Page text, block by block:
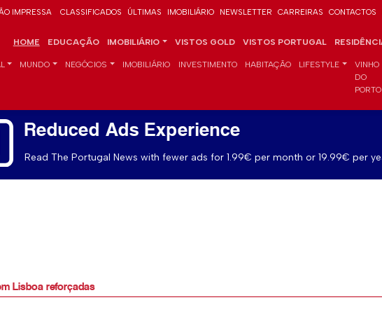
IMPRESSA CLASSIFICADOS ÚLTIMAS IMOBILIÁRIO NEWSLETTER CARREIRAS CONTACTOS
HOME EDUCAÇÃO IMOBILIÁRIO VISTOS GOLD VISTOS PORTUGAL
MUNDO NEGÓCIOS IMOBILIÁRIO INVESTIMENTO HABITAÇÃO LIFESTYLE
VINHO
DO
PORTO
Reduced Ads Experience
Read The Portugal News with fewer ads for 1.99€ per month or 19.99€ per
Lisboa reforçadas